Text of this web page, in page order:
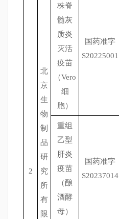
2
北
京
生
物
制
品
研
究
所
有
限
株脊
髓灰
质炎
灭活
疫苗
（Vero
细
胞）
国药准字
S20225001
重组
乙型
肝炎
疫苗
（酿
酒酵
母）
国药准字
S20237014